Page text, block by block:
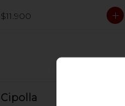
tome la crocancia óptima ;)
$11.900
Cipolla